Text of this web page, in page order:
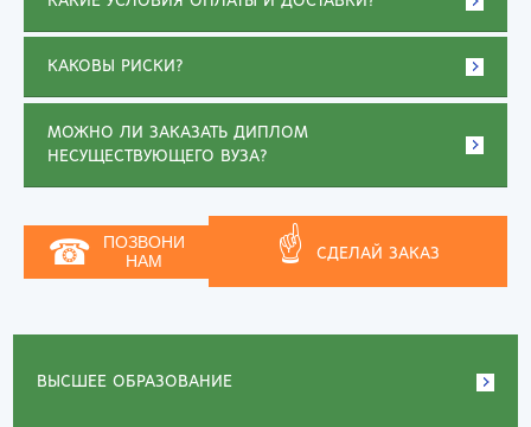
ВЫСШЕЕ ОБРАЗОВАНИЕ
КАКОВЫ РИСКИ?
МОЖНО ЛИ ЗАКАЗАТЬ ДИПЛОМ
НЕСУЩЕСТВУЮЩЕГО ВУЗА?
☎
ПОЗВОНИ
НАМ
☝ СДЕЛАЙ ЗАКАЗ